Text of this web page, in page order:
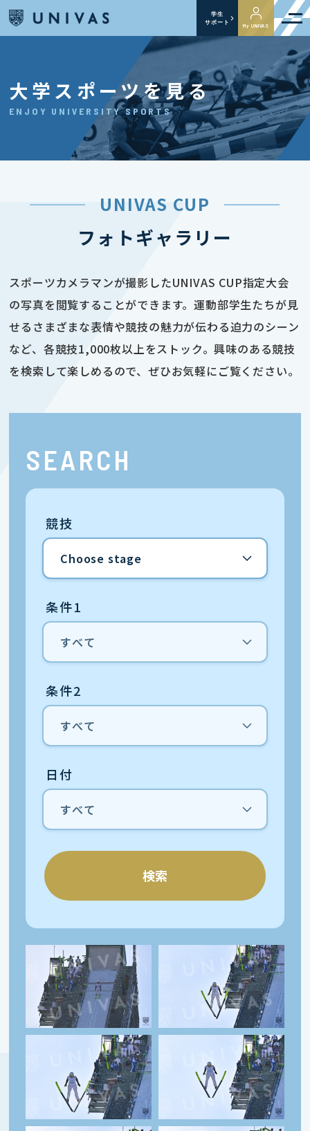
学生
サポート
My UNIVAS
大学スポーツを見る
ENJOY UNIVERSITY SPORTS
UNIVAS CUP
フォトギャラリー
スポーツカメラマンが撮影したUNIVAS CUP指定大会
の写真を閲覧することができます。運動部学生たちが見
せるさまざまな表情や競技の魅力が伝わる迫力のシーン
など、各競技1,000枚以上をストック。興味のある競技
を検索して楽しめるので、ぜひお気軽にご覧ください。
SEARCH
競技
条件1
条件2
日付
検索